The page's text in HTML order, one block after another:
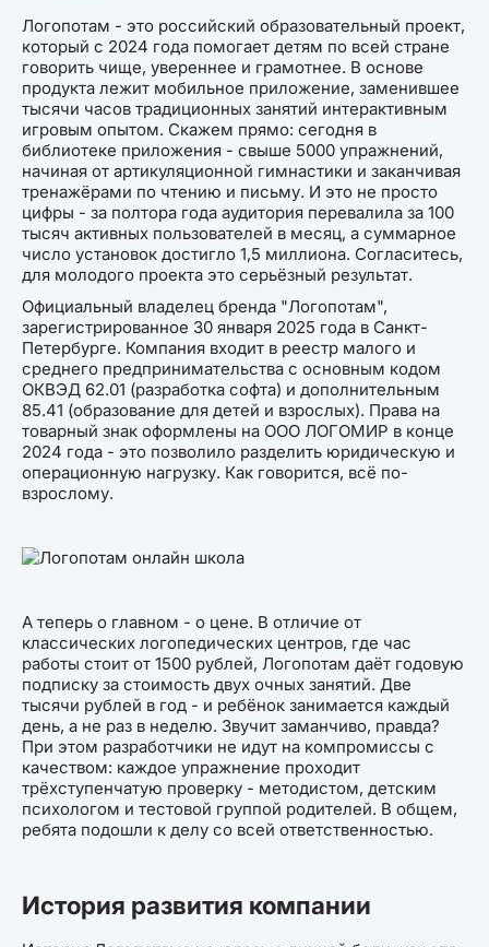
Логопотам - это российский образовательный проект,
который с 2024 года помогает детям по всей стране
говорить чище, увереннее и грамотнее. В основе
продукта лежит мобильное приложение, заменившее
тысячи часов традиционных занятий интерактивным
игровым опытом. Скажем прямо: сегодня в
библиотеке приложения - свыше 5000 упражнений,
начиная от артикуляционной гимнастики и заканчивая
тренажёрами по чтению и письму. И это не просто
цифры - за полтора года аудитория перевалила за 100
тысяч активных пользователей в месяц, а суммарное
число установок достигло 1,5 миллиона. Согласитесь,
для молодого проекта это серьёзный результат.
Официальный владелец бренда "Логопотам",
зарегистрированное 30 января 2025 года в Санкт-
Петербурге. Компания входит в реестр малого и
среднего предпринимательства с основным кодом
ОКВЭД 62.01 (разработка софта) и дополнительным
85.41 (образование для детей и взрослых). Права на
товарный знак оформлены на ООО ЛОГОМИР в конце
2024 года - это позволило разделить юридическую и
операционную нагрузку. Как говорится, всё по-
взрослому.
А теперь о главном - о цене. В отличие от
классических логопедических центров, где час
работы стоит от 1500 рублей, Логопотам даёт годовую
подписку за стоимость двух очных занятий. Две
тысячи рублей в год - и ребёнок занимается каждый
день, а не раз в неделю. Звучит заманчиво, правда?
При этом разработчики не идут на компромиссы с
качеством: каждое упражнение проходит
трёхступенчатую проверку - методистом, детским
психологом и тестовой группой родителей. В общем,
ребята подошли к делу со всей ответственностью.
История развития компании